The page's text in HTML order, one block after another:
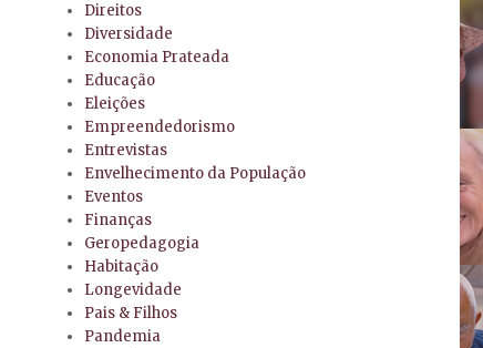
Direitos
Diversidade
Economia Prateada
Educação
Eleições
Empreendedorismo
Entrevistas
Envelhecimento da População
Eventos
Finanças
Geropedagogia
Habitação
Longevidade
Pais & Filhos
Pandemia